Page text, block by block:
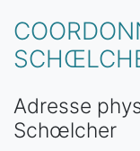
Adresse
Schœlcher